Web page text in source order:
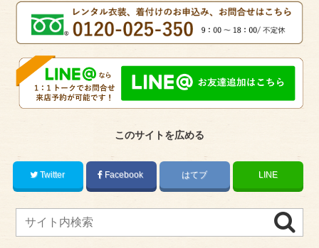
このサイトを広める
Twitter Facebook はてブ LINE